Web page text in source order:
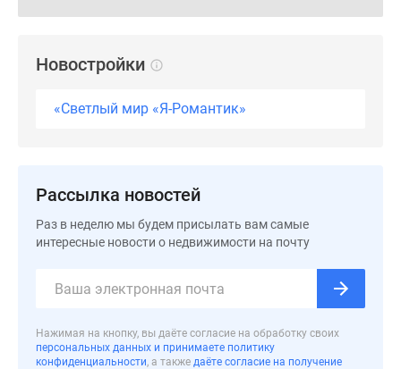
Новостройки
«Светлый мир «Я-Романтик»
Рассылка новостей
Раз в неделю мы будем присылать вам самые
интересные новости о недвижимости на почту
Нажимая на кнопку, вы даёте согласие на обработку своих
персональных данных и принимаете политику
конфиденциальности, а также даёте согласие на получение